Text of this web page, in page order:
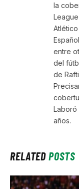
la
entre
del
de
Laboró
años.
RELATEDPOSTS